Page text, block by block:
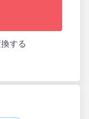
する